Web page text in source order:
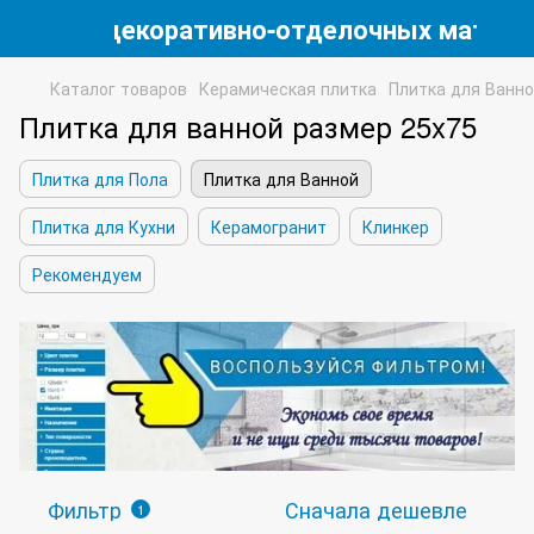
декоративно-отделочных
Каталог товаров Керамическая плитка Плитка для
Плитка для ванной размер 25x75
Плитка для Пола
Плитка для Ванной
Плитка для Кухни
Керамогранит
Клинкер
Рекомендуем
Фильтр 1 Сначала дешевле